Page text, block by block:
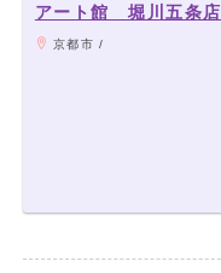
アート館 堀川五条店
京都市 /